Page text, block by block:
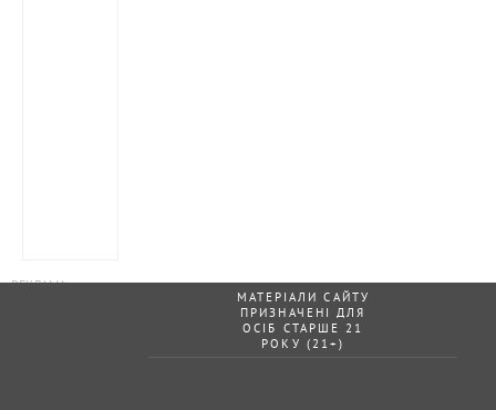
МАТЕРІАЛИ САЙТУ
ПРИЗНАЧЕНІ ДЛЯ
ОСІБ СТАРШЕ 21
РОКУ (21+)